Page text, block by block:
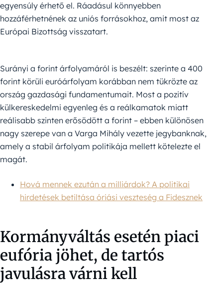
egyensúly érhető el. Ráadásul könnyebben
hozzáférhetnének az uniós forrásokhoz, amit most az
Európai Bizottság visszatart.
Surányi a forint árfolyamáról is beszélt: szerinte a 400
forint körüli euróárfolyam korábban nem tükrözte az
ország gazdasági fundamentumait. Most a pozitív
külkereskedelmi egyenleg és a reálkamatok miatt
reálisabb szinten erősödött a forint – ebben különösen
nagy szerepe van a Varga Mihály vezette jegybanknak,
amely a stabil árfolyam politikája mellett kötelezte el
magát.
Hová mennek ezután a milliárdok? A politikai
hirdetések betiltása óriási veszteség a Fidesznek
Kormányváltás esetén piaci
eufória jöhet, de tartós
javulásra várni kell